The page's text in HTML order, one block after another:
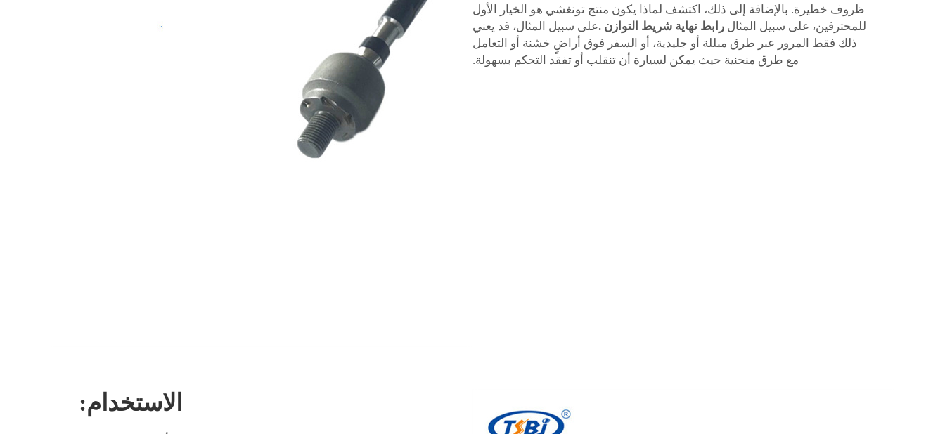
ظروف خطيرة. بالإضافة إلى ذلك، اكتشف لماذا يكون منتج تونغشي هو الخيار الأول
للمحترفين، على سبيل المثال رابط نهاية شريط التوازن .على سبيل المثال، قد يعني
ذلك فقط المرور عبر طرق مبللة أو جليدية، أو السفر فوق أراضٍ خشنة أو التعامل
مع طرق منحنية حيث يمكن لسيارة أن تنقلب أو تفقد التحكم بسهولة.
الاستخدام: